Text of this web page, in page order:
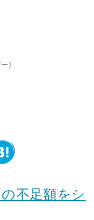
ー)
不足額をシ